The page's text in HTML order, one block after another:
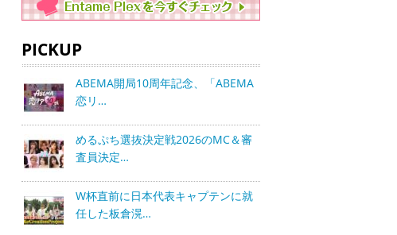
PICKUP
ABEMA開局10周年記念、「ABEMA
恋リ…
めるぷち選抜決定戦2026のMC＆審
査員決定…
W杯直前に日本代表キャプテンに就
任した板倉滉…